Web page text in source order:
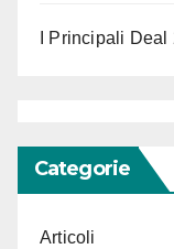
I Principali
Categorie
Articoli